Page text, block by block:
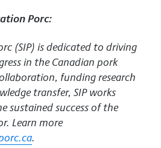
Porc:
(SIP) is dedicated to driving
in the Canadian pork
funding research
transfer, SIP works
sustained success of the
Learn more
.